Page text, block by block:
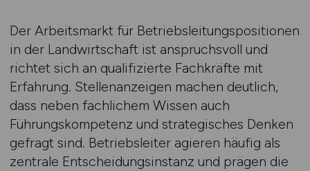
Der Arbeitsmarkt für Betriebsleitungspositionen
in der Landwirtschaft ist anspruchsvoll und
richtet sich an qualifizierte Fachkräfte mit
Erfahrung. Stellenanzeigen machen deutlich,
dass neben fachlichem Wissen auch
Führungskompetenz und strategisches Denken
gefragt sind. Betriebsleiter agieren häufig als
zentrale Entscheidungsinstanz und prägen die